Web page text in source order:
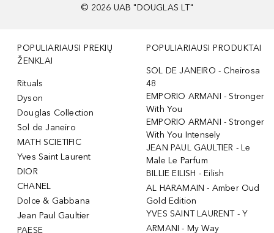
© 2026 UAB "DOUGLAS LT"
POPULIARIAUSI PREKIŲ
ŽENKLAI
Rituals
Dyson
Douglas Collection
Sol de Janeiro
MATH SCIETIFIC
Yves Saint Laurent
DIOR
CHANEL
Dolce & Gabbana
Jean Paul Gaultier
PAESE
POPULIARIAUSI PRODUKTAI
SOL DE JANEIRO - Cheirosa
48
EMPORIO ARMANI - Stronger
With You
EMPORIO ARMANI - Stronger
With You Intensely
JEAN PAUL GAULTIER - Le
Male Le Parfum
BILLIE EILISH - Eilish
AL HARAMAIN - Amber Oud
Gold Edition
YVES SAINT LAURENT - Y
ARMANI - My Way